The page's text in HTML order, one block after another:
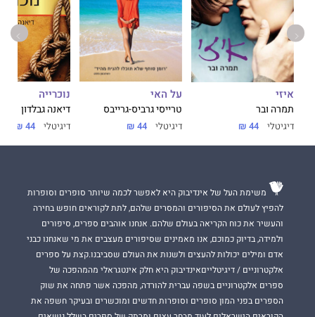
איזי
תמרה ובר
דיגיטלי 44 ₪
על האי
טרייסי גרביס-גרייבס
דיגיטלי 44 ₪
נוכרייה
דיאנה גבלדון
דיגיטלי 44 ₪
משימת העל של אינדיבוק היא לאפשר לכמה שיותר סופרים וסופרות
להפיץ לעולם את הסיפורים והמסרים שלהם, לתת לקוראים חופש בחירה
והעשיר את כוח הקריאה בעולם שלהם. אנחנו אוהבים ספרים, סיפורים
ולמידה, בדיוק כמוכם, אנו מאמינים שסיפורים מעצבים את מי שאנחנו כבני
אדם ומילים יכולות להעצים ולשנות את העולם שסביבנו.קצת על ספרים
אלקטרוניים / דיגיטלייםאינדיבוק היא חלק אינטגראלי מהמהפכה של
ספרים אלקטרוניים בשפה עברית להורדה, מהפכה אשר פתחה את שוק
הספרים בפני המון סופרים וסופרות חדשים ומוכשרים ובעיקר חשפה את